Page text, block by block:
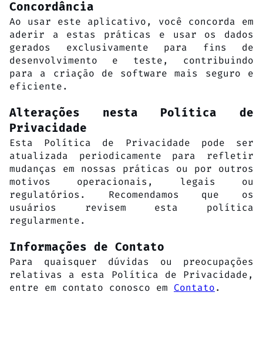
Concordância
Ao usar este aplicativo, você concorda em
aderir a estas práticas e usar os dados
gerados exclusivamente para fins de
desenvolvimento e teste, contribuindo
para a criação de software mais seguro e
eficiente.
Alterações nesta Política de
Privacidade
Esta Política de Privacidade pode ser
atualizada periodicamente para refletir
mudanças em nossas práticas ou por outros
motivos operacionais, legais ou
regulatórios. Recomendamos que os
usuários revisem esta política
regularmente.
Informações de Contato
Para quaisquer dúvidas ou preocupações
relativas a esta Política de Privacidade,
entre em contato conosco em Contato.